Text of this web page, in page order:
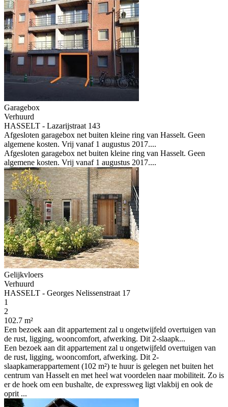
Garagebox
Verhuurd
HASSELT - Lazarijstraat 143
Afgesloten garagebox net buiten kleine ring van Hasselt. Geen
algemene kosten. Vrij vanaf 1 augustus 2017....
Afgesloten garagebox net buiten kleine ring van Hasselt. Geen
algemene kosten. Vrij vanaf 1 augustus 2017....
Gelijkvloers
Verhuurd
HASSELT - Georges Nelissenstraat 17
1
2
102.7 m²
Een bezoek aan dit appartement zal u ongetwijfeld overtuigen van
de rust, ligging, wooncomfort, afwerking. Dit 2-slaapk...
Een bezoek aan dit appartement zal u ongetwijfeld overtuigen van
de rust, ligging, wooncomfort, afwerking. Dit 2-
slaapkamerappartement (102 m²) te huur is gelegen net buiten het
centrum van Hasselt en met heel wat voordelen naar mobiliteit. Zo is
er de hoek om een bushalte, de expressweg ligt vlakbij en ook de
oprit ...